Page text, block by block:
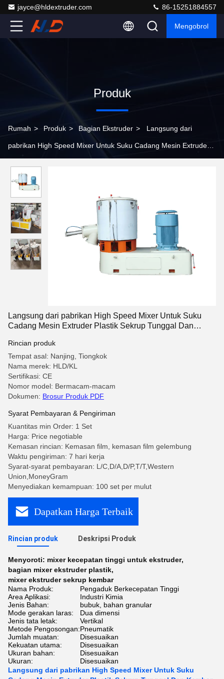
jayce@hldextruder.com 86-15251884557
Mengobrol
Produk
Rumah > Produk > Bagian Ekstruder > Langsung dari
pabrikan High Speed ​​Mixer Untuk Suku Cadang Mesin Extruder
Langsung dari pabrikan High Speed ​​Mixer Untuk Suku
Cadang Mesin Extruder Plastik Sekrup Tunggal Dan
Rincian produk
Tempat asal: Nanjing, Tiongkok
Nama merek: HLD/KL
Sertifikasi: CE
Nomor model: Bermacam-macam
Dokumen: Brosur Produk PDF
Syarat Pembayaran & Pengiriman
Kuantitas min Order: 1 Set
Harga: Price negotiable
Kemasan rincian: Kemasan film, kemasan film gelembung
Waktu pengiriman: 7 hari kerja
Syarat-syarat pembayaran: L/C,D/A,D/P,T/T,Western
Union,MoneyGram
Menyediakan kemampuan: 100 set per mulut
Dapatkan Harga Terbaik
Rincian produk Deskripsi Produk
Menyoroti: mixer kecepatan tinggi untuk ekstruder,
bagian mixer ekstruder plastik,
mixer ekstruder sekrup kembar
Nama Produk:
Pengaduk Berkecepatan Tinggi
Area Aplikasi:
Industri Kimia
Jenis Bahan:
bubuk, bahan granular
Mode gerakan laras:
Dua dimensi
Jenis tata letak:
Vertikal
Metode Pengosongan:Pneumatik
Jumlah muatan:
Disesuaikan
Kekuatan utama:
Disesuaikan
Ukuran bahan:
Disesuaikan
Ukuran:
Disesuaikan
Langsung dari pabrikan High Speed ​​Mixer Untuk Suku